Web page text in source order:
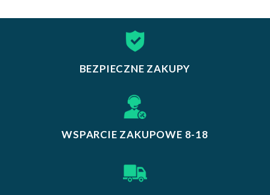
BEZPIECZNE ZAKUPY
WSPARCIE ZAKUPOWE 8-18